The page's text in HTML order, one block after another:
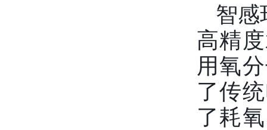
智感
高精
用氧
了传
了耗